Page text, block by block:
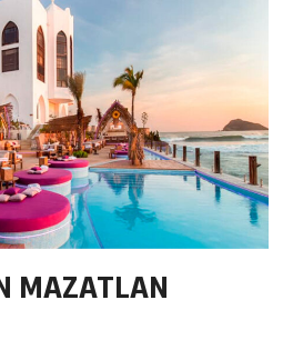
MAZATLAN